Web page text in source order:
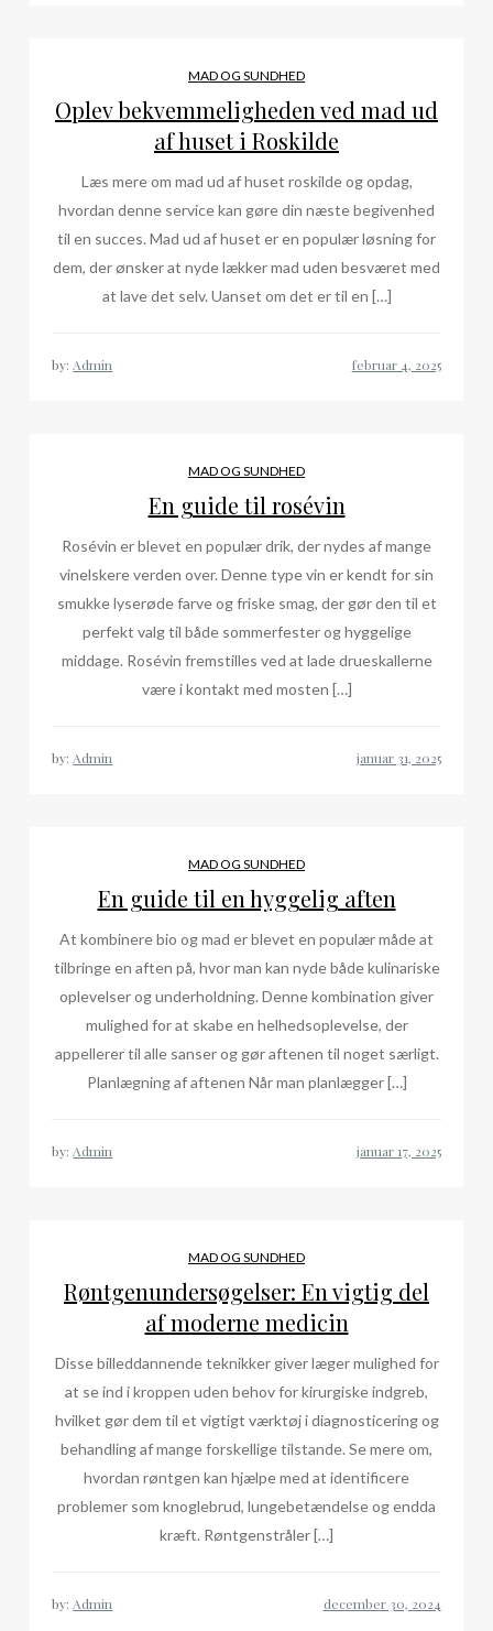
MAD OG SUNDHED
Oplev bekvemmeligheden ved mad ud
af huset i Roskilde
Læs mere om mad ud af huset roskilde og opdag,
hvordan denne service kan gøre din næste begivenhed
til en succes. Mad ud af huset er en populær løsning for
dem, der ønsker at nyde lækker mad uden besværet med
at lave det selv. Uanset om det er til en […]
by:Admin
MAD OG SUNDHED
En guide til rosévin
Rosévin er blevet en populær drik, der nydes af mange
vinelskere verden over. Denne type vin er kendt for sin
smukke lyserøde farve og friske smag, der gør den til et
perfekt valg til både sommerfester og hyggelige
middage. Rosévin fremstilles ved at lade drueskallerne
være i kontakt med mosten […]
by:Admin
MAD OG SUNDHED
En guide til en hyggelig aften
At kombinere bio og mad er blevet en populær måde at
tilbringe en aften på, hvor man kan nyde både kulinariske
oplevelser og underholdning. Denne kombination giver
mulighed for at skabe en helhedsoplevelse, der
appellerer til alle sanser og gør aftenen til noget særligt.
Planlægning af aftenen Når man planlægger […]
by:Admin
MAD OG SUNDHED
Røntgenundersøgelser: En vigtig del
af moderne medicin
Disse billeddannende teknikker giver læger mulighed for
at se ind i kroppen uden behov for kirurgiske indgreb,
hvilket gør dem til et vigtigt værktøj i diagnosticering og
behandling af mange forskellige tilstande. Se mere om,
hvordan røntgen kan hjælpe med at identificere
problemer som knoglebrud, lungebetændelse og endda
kræft. Røntgenstråler […]
by:Admin